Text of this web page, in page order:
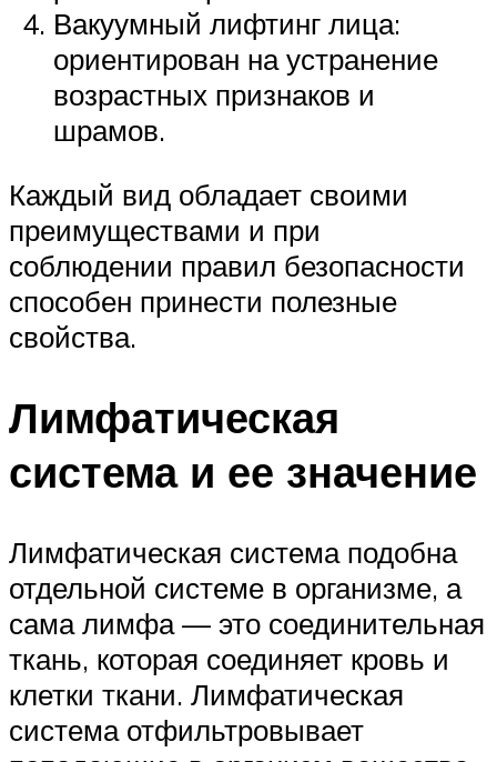
Вакуумный лифтинг лица:
ориентирован на устранение
возрастных признаков и
шрамов.
Каждый вид обладает своими
преимуществами и при
соблюдении правил безопасности
способен принести полезные
свойства.
Лимфатическая
система и ее значение
Лимфатическая система подобна
отдельной системе в организме, а
сама лимфа — это соединительная
ткань, которая соединяет кровь и
клетки ткани. Лимфатическая
система отфильтровывает